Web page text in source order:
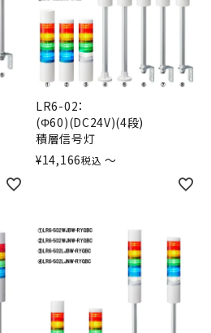
LR6-02：
(Φ60)(DC24V)(4段)
積層信号灯
¥14,166税込 〜